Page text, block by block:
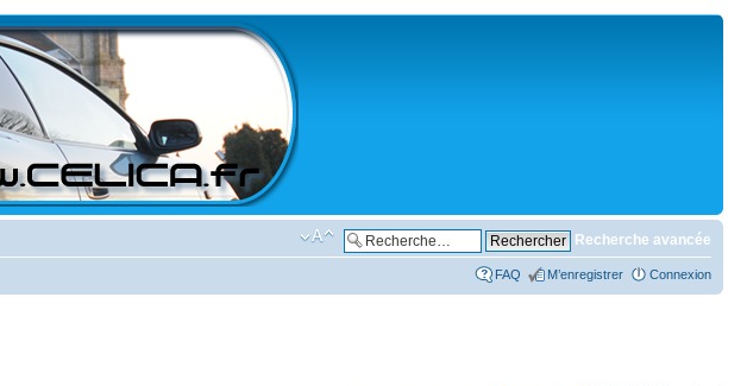
Recherche avancée
FAQ M’enregistrer Connexion